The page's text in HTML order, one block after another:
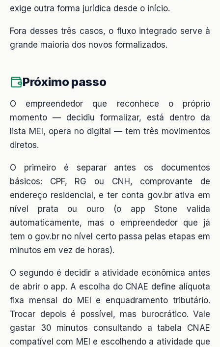
exige outra forma jurídica desde o início.
Fora desses três casos, o fluxo integrado serve à
grande maioria dos novos formalizados.
Próximo passo
O empreendedor que reconhece o próprio
momento — decidiu formalizar, está dentro da
lista MEI, opera no digital — tem três movimentos
diretos.
O primeiro é separar antes os documentos
básicos: CPF, RG ou CNH, comprovante de
endereço residencial, e ter conta gov.br ativa em
nível prata ou ouro (o app Stone valida
automaticamente, mas o empreendedor que já
tem o gov.br no nível certo passa pelas etapas em
minutos em vez de horas).
O segundo é decidir a atividade econômica antes
de abrir o app. A escolha do CNAE define alíquota
fixa mensal do MEI e enquadramento tributário.
Trocar depois é possível, mas burocrático. Vale
gastar 30 minutos consultando a tabela CNAE
compatível com MEI e escolhendo a atividade que